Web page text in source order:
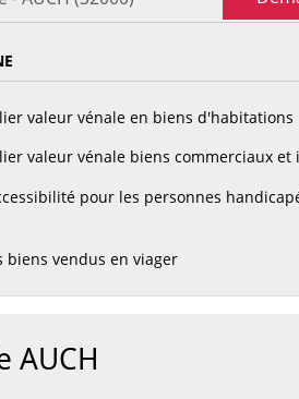
valeur vénale en biens d'habitations
valeur vénale biens commerciaux et
pour les personnes
biens vendus en viager
AUCH